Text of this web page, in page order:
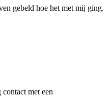
gebeld hoe het met mij ging.
met een